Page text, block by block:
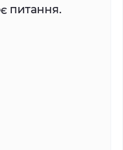
питання.